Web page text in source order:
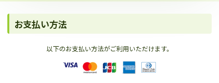
お支払い方法
以下のお支払い方法がご利用いただけます。